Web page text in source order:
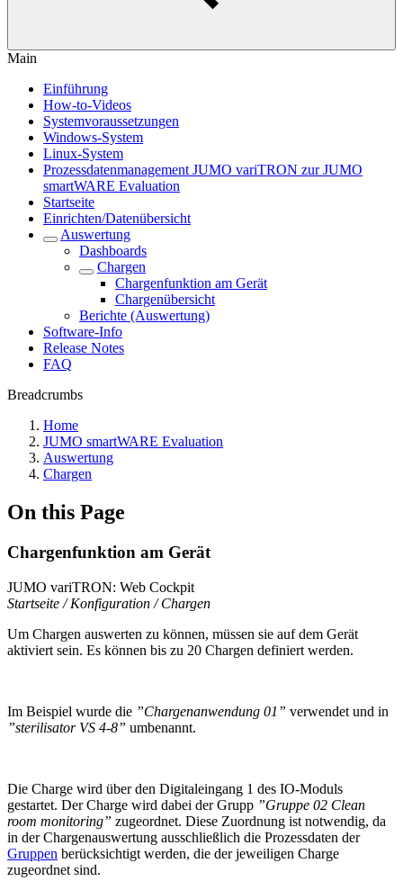
Main
Einführung
How-to-Videos
Systemvoraussetzungen
Windows-System
Linux-System
Prozessdatenmanagement JUMO variTRON zur JUMO
smartWARE Evaluation
Startseite
Einrichten/Datenübersicht
Auswertung
Dashboards
Chargen
Chargenfunktion am Gerät
Chargenübersicht
Berichte (Auswertung)
Software-Info
Release Notes
FAQ
Breadcrumbs
Home
JUMO smartWARE Evaluation
Auswertung
Chargen
On this Page
Chargenfunktion am Gerät
JUMO variTRON: Web Cockpit
Startseite / Konfiguration / Chargen
Um Chargen auswerten zu können, müssen sie auf dem Gerät
aktiviert sein. Es können bis zu 20 Chargen definiert werden.
Im Beispiel wurde die ”Chargenanwendung 01” verwendet und in
”sterilisator VS 4-8” umbenannt.
Die Charge wird über den Digitaleingang 1 des IO-Moduls
gestartet. Der Charge wird dabei der Grupp ”Gruppe 02 Clean
room monitoring” zugeordnet. Diese Zuordnung ist notwendig, da
in der Chargenauswertung ausschließlich die Prozessdaten der
Gruppen berücksichtigt werden, die der jeweiligen Charge
zugeordnet sind.